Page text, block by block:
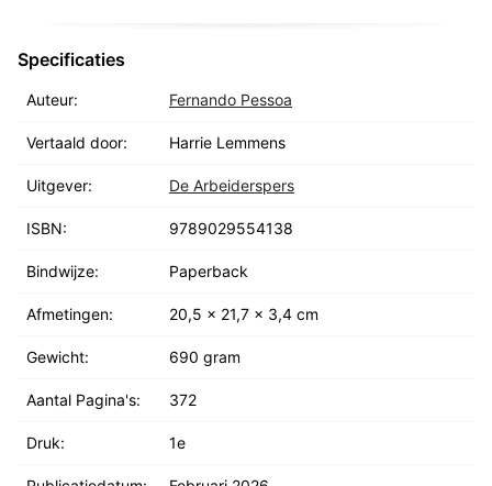
Specificaties
Auteur: Fernando Pessoa
Vertaald door: Harrie Lemmens
Uitgever: De Arbeiderspers
ISBN: 9789029554138
Bindwijze: Paperback
Afmetingen: 20,5 x 21,7 x 3,4 cm
Gewicht: 690 gram
Aantal Pagina's: 372
Druk: 1e